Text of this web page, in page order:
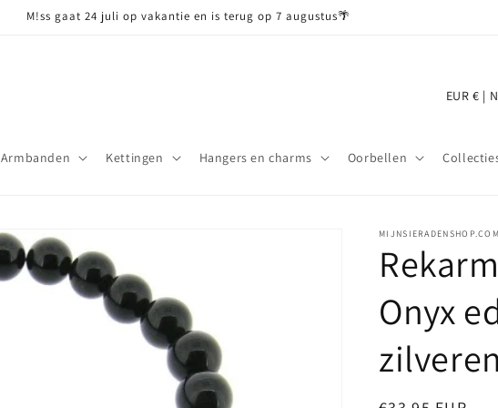
M!ss gaat 24 juli op vakantie en is terug op 7 augustus🌴
Armbanden Kettingen Hangers en charms Oorbellen
n
r
e
i
o
EUR
MIJNSIERADENSHOP.COM
Onyx